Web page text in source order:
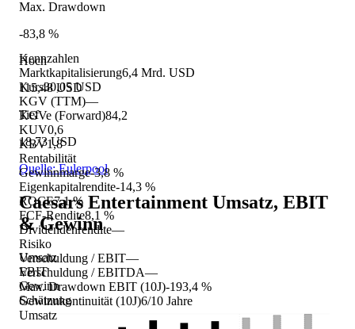
Kennzahlen
Marktkapitalisierung6,4 Mrd. USD
Kurs30,05 USD
KGV (TTM)—
KGVe (Forward)84,2
KUV0,6
KBV1,8
Rentabilität
Gewinnmarge-3,8 %
Eigenkapitalrendite-14,3 %
ROCE7,1 %
FCF-Rendite8,1 %
Dividendenrendite—
Risiko
Verschuldung / EBIT—
Verschuldung / EBITDA—
Max. Drawdown EBIT (10J)-193,4 %
Gewinnkontinuität (10J)6/10 Jahre
Umsatz
Max. Drawdown
-83,8 %
Hoch
115,48 USD
Tief
18,73 USD
Quelle: Eulerpool
Caesars Entertainment Umsatz, EBIT
& Gewinn
Umsatz
EBIT
Gewinn
Schätzung